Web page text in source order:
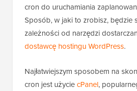
cron do uruchamiania
Sposób, w jaki to zrobisz, będzie
zależności od narzędzi
dostawcę hostingu WordPress.
Najłatwiejszym sposobem na
cron jest użyciecPanel,